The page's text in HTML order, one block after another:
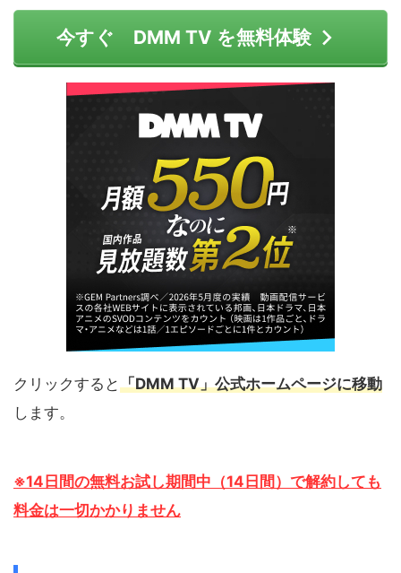
今すぐ DMM TV を無料体験
クリックすると「DMM TV」公式ホームページに移動
します。
※14日間の無料お試し期間中（14日間）で解約しても
料金は一切かかりません